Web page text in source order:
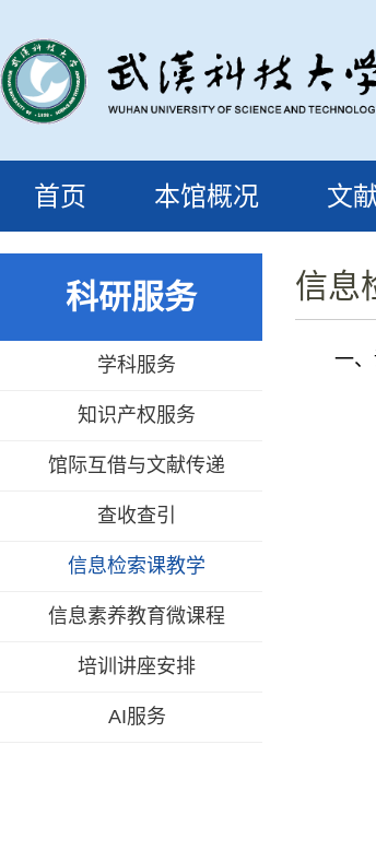
首页 本馆概况 文
科研服务
学科服务
知识产权服务
馆际互借与文献传递
查收查引
信息检索课教学
信息素养教育微课程
培训讲座安排
AI服务
信息
一